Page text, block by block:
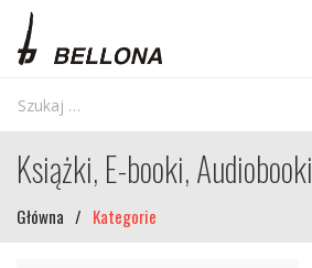
Książki, E-booki, Audiobooki
Główna / Kategorie